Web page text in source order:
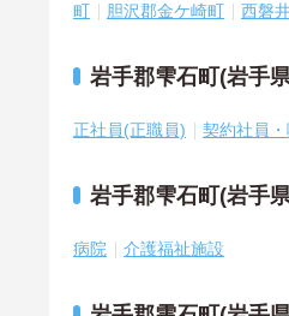
町
胆沢郡金ケ崎町 西磐
岩手郡雫石町(岩手
正社員(正職員) 契約社員
岩手郡雫石町(岩手
病院 介護福祉施設